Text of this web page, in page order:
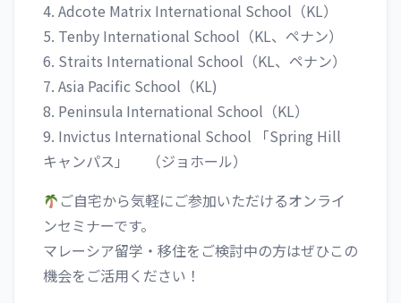
4. Adcote Matrix International School（KL）
5. Tenby International School（KL、ペナン）
6. Straits International School（KL、ペナン）
7. Asia Pacific School（KL)
8. Peninsula International School（KL）
9. Invictus International School 「Spring Hill
キャンパス」 （ジョホール）
ご自宅から気軽にご参加いただけるオンライ
ンセミナーです。
マレーシア留学・移住をご検討中の方はぜひこの
機会をご活用ください！